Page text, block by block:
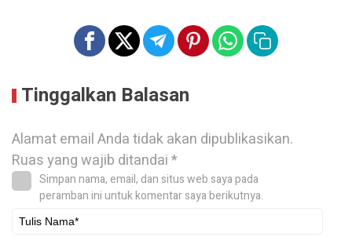
Tinggalkan Balasan
Alamat email Anda tidak akan dipublikasikan.
Ruas yang wajib ditandai*
Simpan nama, email, dan situs web saya pada
peramban ini untuk komentar saya berikutnya.